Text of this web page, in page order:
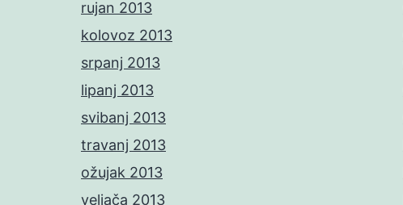
rujan 2013
kolovoz 2013
srpanj 2013
lipanj 2013
svibanj 2013
travanj 2013
ožujak 2013
veljača 2013